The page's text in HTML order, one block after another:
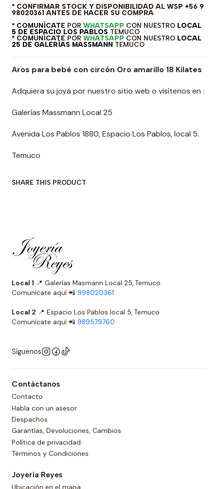
* CONFIRMAR STOCK Y DISPONIBILIDAD AL WSP +56 9
98020361 ANTES DE HACER SU COMPRA
* COMUNÍCATE POR WHATSAPP CON NUESTRO LOCAL
5 DE ESPACIO LOS PABLOS TEMUCO
* COMUNÍCATE POR WHATSAPP CON NUESTRO LOCAL
25 DE GALERÍAS MASSMANN TEMUCO
Aros para bebé con circón Oro amarillo 18 Kilates
Adquiera su joya por nuestro sitio web o visítenos en :
Galerías Massmann Local 25
Avenida Los Pablos 1880, Espacio Los Pablos, local 5.
Temuco
SHARE THIS PRODUCT
Local 1 📍 Galerías Masmann Local 25, Temuco
Comunícate aquí 📲 998020361
Local 2 📍 Espacio Los Pablos local 5, Temuco
Comunícate aquí 📲 989579760
Síguenos
Contáctanos
Contacto
Habla con un asesor
Despachos
Garantías, Devoluciones, Cambios
Política de privacidad
Términos y Condiciones
Joyería Reyes